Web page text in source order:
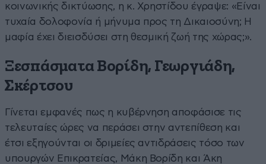
κοινωνικής δικτύωσης, η κ. Χρηστίδου έγραψε: «Είναι
τυχαία δολοφονία ή μήνυμα προς τη Δικαιοσύνη; Η
μαφία έχει διεισδύσει στη θεσμική ζωή της χώρας;».
Ξεσπάσματα Βορίδη, Γεωργιάδη,
Σκέρτσου
Γίνεται εμφανές πως η κυβέρνηση αποφάσισε τις
τελευταίες ώρες να περάσει στην αντεπίθεση και
έτσι εξηγούνται οι δριμείες αντιδράσεις τόσο των
υπουργών Επικρατείας, Μάκη Βορίδη και Άκη